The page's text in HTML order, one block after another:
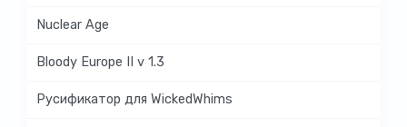
Nuclear Age
Bloody Europe II v 1.3
Русификатор для WickedWhims